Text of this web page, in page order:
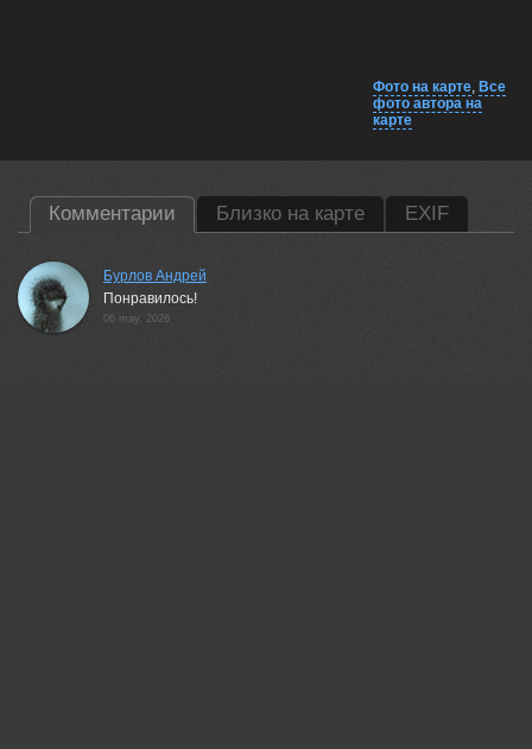
Фото на карте, Все
фото автора на
карте
Комментарии Близко на карте EXIF
Бурлов Андрей
Понравилось!
06 may, 2026